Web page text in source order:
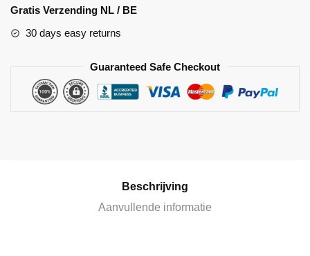
l
e
Gratis Verzending NL / BE
30 days easy returns
Guaranteed Safe Checkout
Beschrijving
Aanvullende informatie